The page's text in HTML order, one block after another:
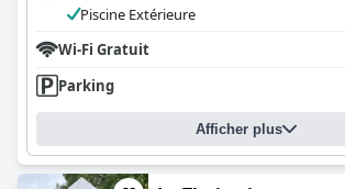
Piscine Extérieure
Wi-Fi Gratuit
Parking
Afficher plus